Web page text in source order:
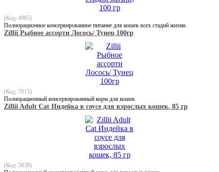
(Код: 4985)
Полнорационное консервированное питание для кошек всех стадий жизни.
Zillii Рыбное ассорти Лосось/ Тунец 100гр
(Код: 7013)
Полнорационный консервированный корм для кошек
Zillii Adult Cat Индейка в соусе для взрослых кошек, 85 гр
(Код: 5839)